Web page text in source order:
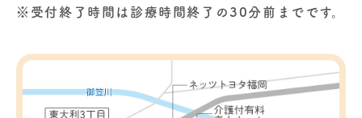
※受付終了時間は診療時間終了の30分前までです。